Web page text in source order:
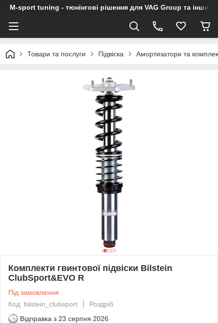
M-sport tuning - тюнінгові рішення для VAG Group та інших
Товари та послуги Підвіска Амортизатори та
Комплекти гвинтової підвіски Bilstein
ClubSport&EVO R
Під замовлення
Код: bilstein_clubsport
Роздріб
Відправка з 23 серпня 2026